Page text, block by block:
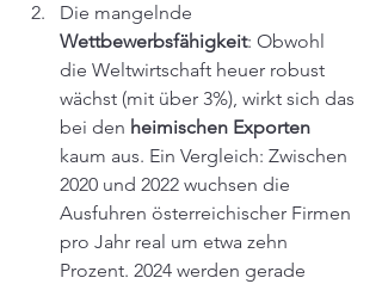
Die mangelnde
Wettbewerbsfähigkeit: Obwohl
die Weltwirtschaft heuer robust
wächst (mit über 3%), wirkt sich das
bei den heimischen Exporten
kaum aus. Ein Vergleich: Zwischen
2020 und 2022 wuchsen die
Ausfuhren österreichischer Firmen
pro Jahr real um etwa zehn
Prozent. 2024 werden gerade